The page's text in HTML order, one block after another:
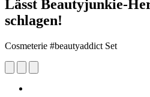
Lässt Beautyjunkie-
schlagen!
Cosmeterie #beautyaddict Set